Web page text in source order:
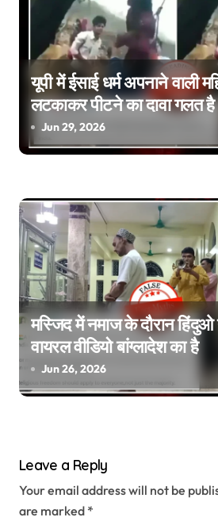
n
यूपी में ईसाई धर्म अपनाने वाली
लटकाकर पीटने का दावा गलत है
Jun 29, 2026
मस्जिद में नमाज के दौरान हिंदुओ
वायरल वीडियो बांग्लादेश का है
Jun 26, 2026
Leave a Reply
Your email address will not be
are marked *